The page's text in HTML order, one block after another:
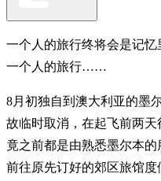
一个人的旅行终将会是记
一个人的旅行……
8月初独自到澳大利亚的墨
故临时取消，在起飞前两
竟之前都是由熟悉墨尔本
前往原先订好的郊区旅馆